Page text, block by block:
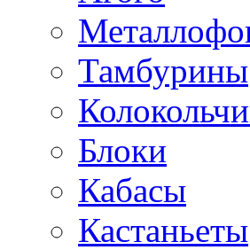
Тамбурины
Блоки
Кабасы
Кастаньеты